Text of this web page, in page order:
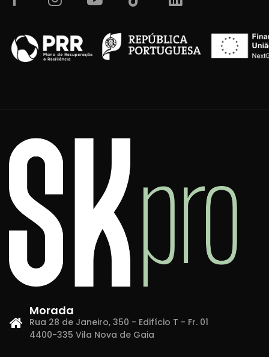
Morada
Rua 28 de Janeiro, 350 - Edifício T - Fr. 01
4400-335 Vila Nova de Gaia